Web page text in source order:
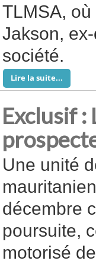
TLMSA,
Jakson,
société.
Lire la suite...
Exclusif :
Une unité
décembre
poursuite,
motorisé